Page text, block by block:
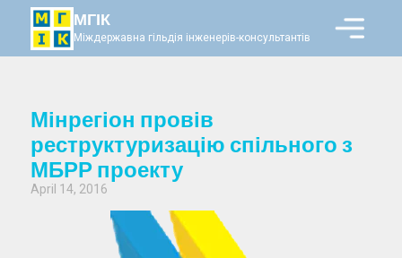
МГІК
Міждержавна гільдія інженерів-консультантів
Мінрегіон провів
реструктуризацію спільного з
МБРР проекту
April 14, 2016